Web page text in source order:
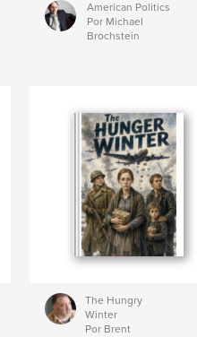
American Politics
Por Michael
Brochstein
The Hungry
Winter
Por Brent